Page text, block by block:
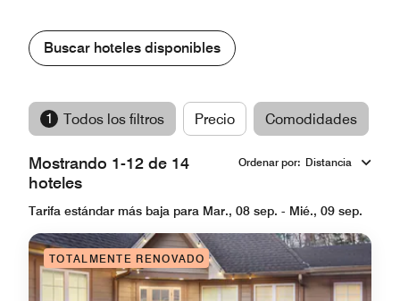
Buscar hoteles disponibles
1 Todos los filtros Precio Comodidades
Mostrando 1-12 de 14
hoteles
Ordenar por: Distancia
Tarifa estándar más baja para Mar., 08 sep. - Mié., 09 sep.
TOTALMENTE RENOVADO